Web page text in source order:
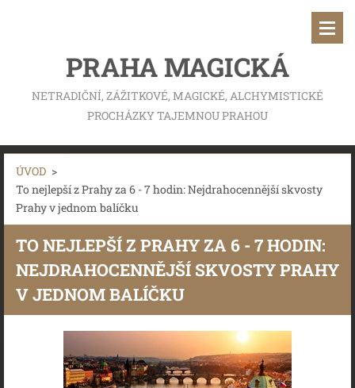
PRAHA MAGICKÁ
NETRADIČNÍ, ZÁŽITKOVÉ, MAGICKÉ, ALCHYMISTICKÉ
PROCHÁZKY TAJEMNOU PRAHOU
ÚVOD >
To nejlepší z Prahy za 6 - 7 hodin: Nejdrahocennější skvosty
Prahy v jednom balíčku
TO NEJLEPŠÍ Z PRAHY ZA 6 - 7 HODIN:
NEJDRAHOCENNĚJŠÍ SKVOSTY PRAHY
V JEDNOM BALÍČKU